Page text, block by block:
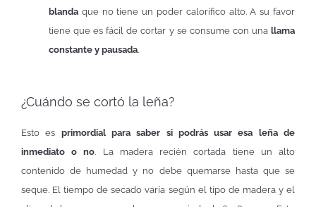
blanda que no tiene un poder calorífico alto. A su favor
tiene que es fácil de cortar y se consume con unallama
constante y pausada.
¿Cuándo se cortó la leña?
Esto es primordial para saber si podrás usar esa leña de
inmediato o no. La madera recién cortada tiene un alto
contenido de humedad y no debe quemarse hasta que se
seque. El tiempo de secado varía según el tipo de madera y el